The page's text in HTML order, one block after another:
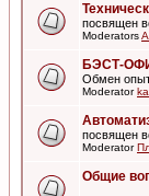
посвящен
Moderators
БЭСТ-
Обмен
Moderator
посвящен
Moderator
Общие